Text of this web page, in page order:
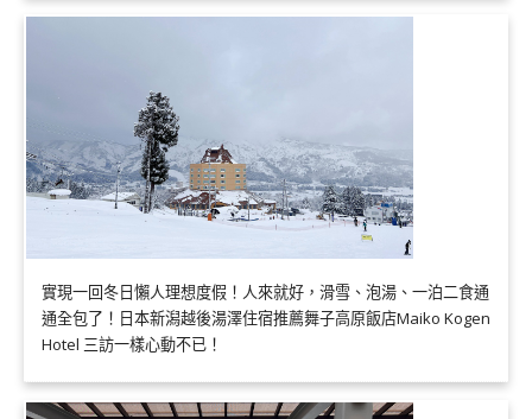
實現一回冬日懶人理想度假！人來就好，滑雪、泡湯、一泊二食通
通全包了！日本新潟越後湯澤住宿推薦舞子高原飯店Maiko Kogen
Hotel 三訪一樣心動不已！